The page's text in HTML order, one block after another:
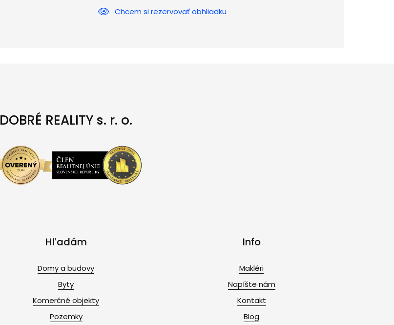
Chcem si rezervovať obhliadku
DOBRÉ REALITY s. r. o.
Hľadám
Domy a budovy
Byty
Komerčné objekty
Pozemky
Info
Makléri
Napíšte nám
Kontakt
Blog